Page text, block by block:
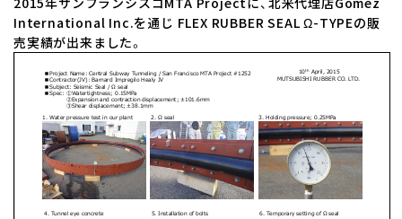
International Inc.を通じ FLEX RUBBER SEAL Ω-TYPEの販
売実績が出来ました。